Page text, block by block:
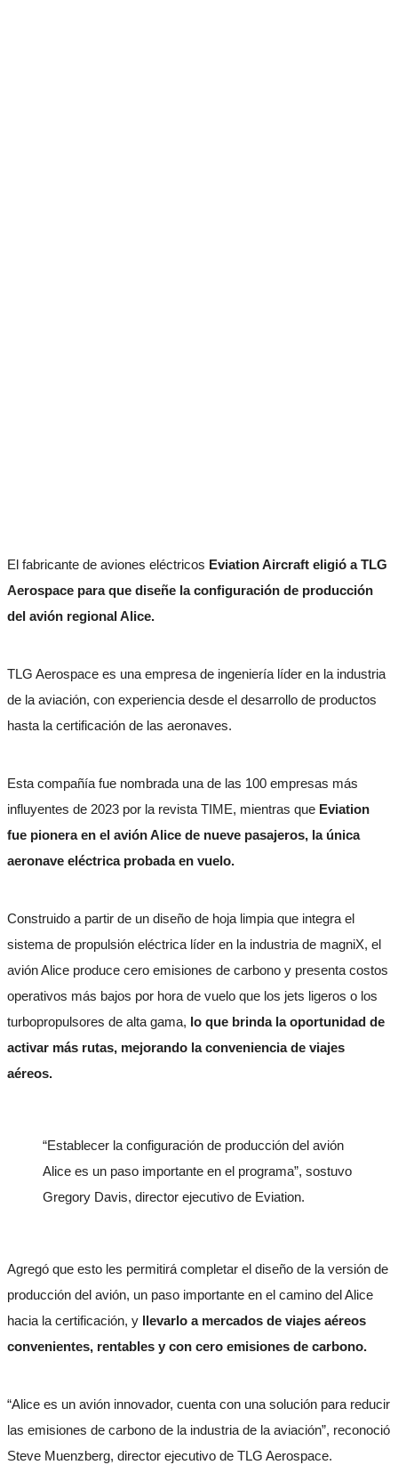
El fabricante de aviones eléctricos Eviation Aircraft eligió a TLG
Aerospace para que diseñe la configuración de producción
del avión regional Alice.
TLG Aerospace es una empresa de ingeniería líder en la industria
de la aviación, con experiencia desde el desarrollo de productos
hasta la certificación de las aeronaves.
Esta compañía fue nombrada una de las 100 empresas más
influyentes de 2023 por la revista TIME, mientras que Eviation
fue pionera en el avión Alice de nueve pasajeros, la única
aeronave eléctrica probada en vuelo.
Construido a partir de un diseño de hoja limpia que integra el
sistema de propulsión eléctrica líder en la industria de magniX, el
avión Alice produce cero emisiones de carbono y presenta costos
operativos más bajos por hora de vuelo que los jets ligeros o los
turbopropulsores de alta gama, lo que brinda la oportunidad de
activar más rutas, mejorando la conveniencia de viajes
aéreos.
“Establecer la configuración de producción del avión
Alice es un paso importante en el programa”, sostuvo
Gregory Davis, director ejecutivo de Eviation.
Agregó que esto les permitirá completar el diseño de la versión de
producción del avión, un paso importante en el camino del Alice
hacia la certificación, y
llevarlo a mercados de viajes aéreos
convenientes, rentables y con cero emisiones de carbono.
“Alice es un avión innovador, cuenta con una solución para reducir
las emisiones de carbono de la industria de la aviación”, reconoció
Steve Muenzberg, director ejecutivo de TLG Aerospace.